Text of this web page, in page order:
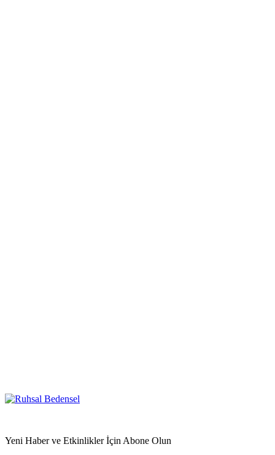
Yeni Haber ve Etkinlikler İçin Abone Olun